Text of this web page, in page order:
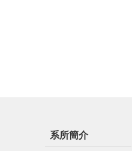
系所簡介